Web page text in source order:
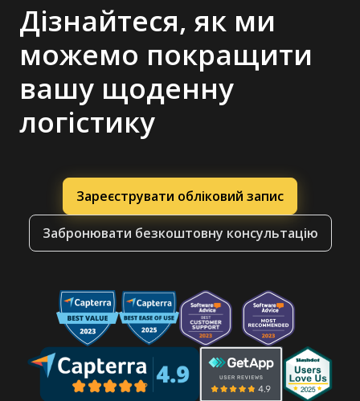
Дізнайтеся, як ми
можемо покращити
вашу щоденну
логістику
Зареєструвати обліковий запис
Забронювати безкоштовну консультацію